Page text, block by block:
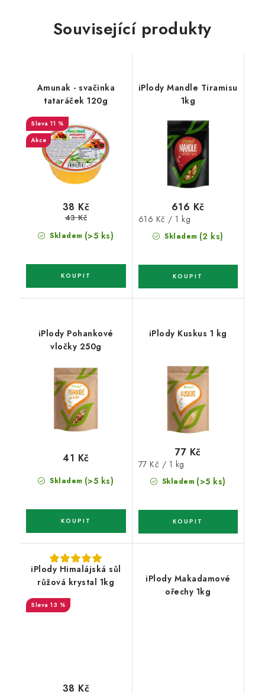
Související produkty
Amunak - svačinka
tataráček 120g
11 %
Akce
Skladem (>5 ks)
38 Kč
43 Kč
iPlody Mandle Tiramisu
1kg
Skladem (2 ks)
616 Kč
Měrná
cena:
616 Kč / 1 kg
iPlody Pohankové
vločky 250g
Skladem (>5 ks)
41 Kč
iPlody Kuskus 1 kg
Skladem (>5 ks)
77 Kč
Měrná
cena:
77 Kč / 1 kg
iPlody Himalájská sůl
růžová krystal 1kg
13 %
38 Kč
iPlody Makadamové
ořechy 1kg